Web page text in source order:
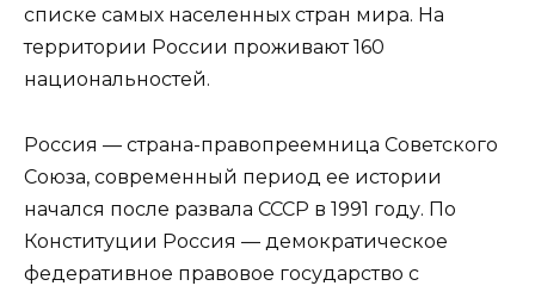
списке самых населенных стран мира. На
территории России проживают 160
национальностей.
Россия — страна-правопреемница Советского
Союза, современный период ее истории
начался после развала СССР в 1991 году. По
Конституции Россия — демократическое
федеративное правовое государство с